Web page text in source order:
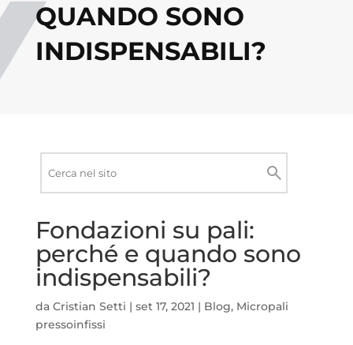
QUANDO SONO
INDISPENSABILI?
sito
Cerca
Fondazioni su pali:
perché e quando sono
indispensabili?
da Cristian Setti | set 17, 2021 | Blog, Micropali
pressoinfissi